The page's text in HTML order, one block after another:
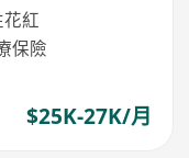
紅
保險
$25K-27K/月